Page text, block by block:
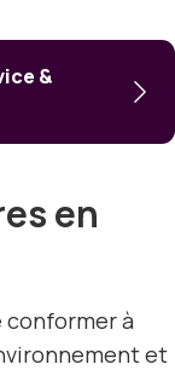
&
en
conformer à
et